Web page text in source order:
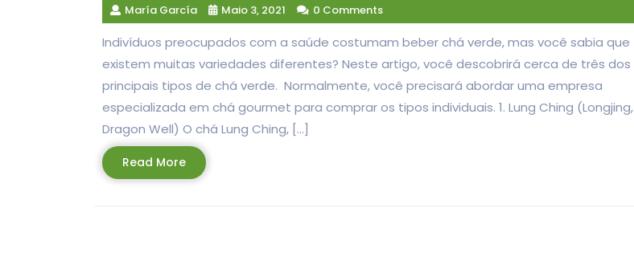
María García Maio 3, 2021 0 Comments
Indivíduos preocupados com a saúde costumam beber chá verde, mas você sabia que
existem muitas variedades diferentes? Neste artigo, você descobrirá cerca de três dos
principais tipos de chá verde. Normalmente, você precisará abordar uma empresa
especializada em chá gourmet para comprar os tipos individuais. 1. Lung Ching (Longjing,
Dragon Well) O chá Lung Ching, […]
Read MoreRead
More